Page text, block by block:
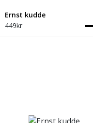
Ernst kudde
449kr